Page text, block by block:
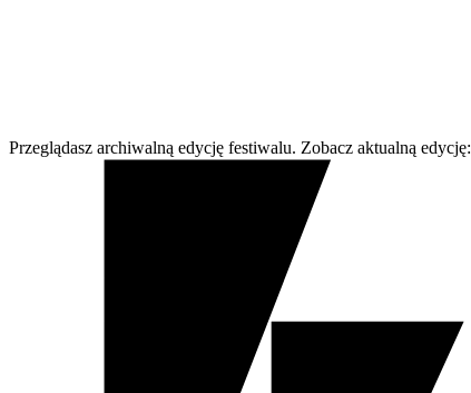
Przeglądasz archiwalną edycję festiwalu. Zobacz aktualną edycję: